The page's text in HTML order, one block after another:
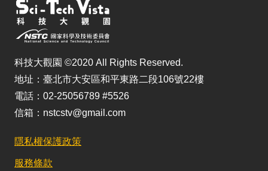
科技大觀園 ©2020 All Rights Reserved.
地址：臺北市大安區和平東路二段106號22樓
電話：02-25056789 #5526
信箱：nstcstv@gmail.com
隱私權保護政策
服務條款